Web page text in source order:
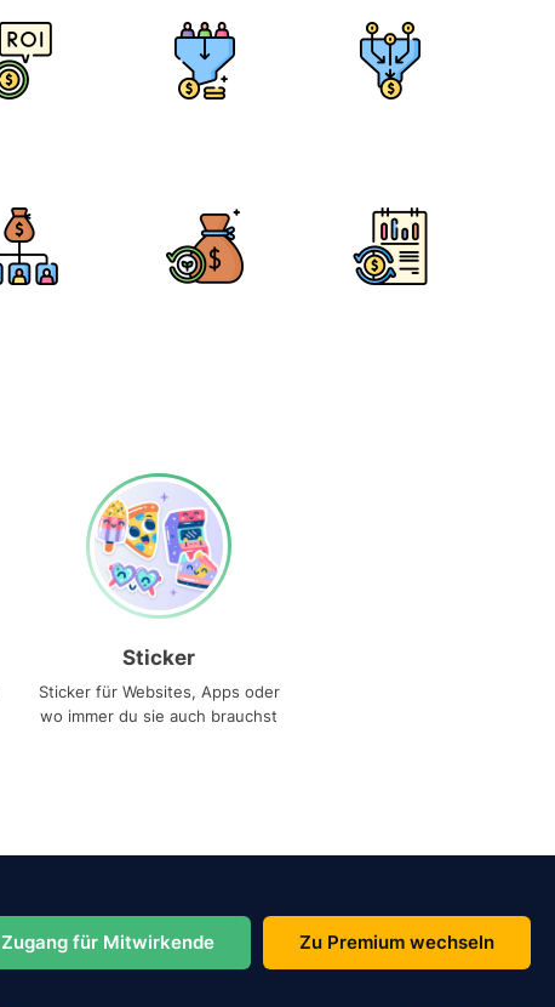
Sticker
Sticker für Websites, Apps oder
wo immer du sie auch brauchst
Zugang für Mitwirkende Zu Premium wechseln